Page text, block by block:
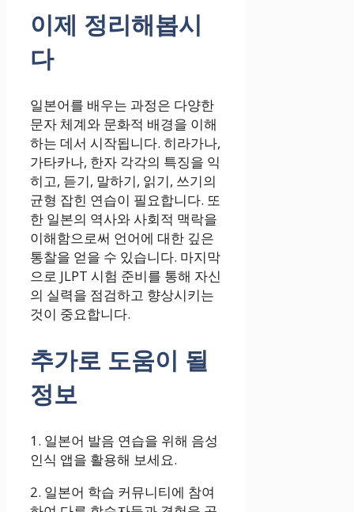
이제 정리해봅시
다
일본어를 배우는 과정은 다양한
문자 체계와 문화적 배경을 이해
하는 데서 시작됩니다. 히라가나,
가타카나, 한자 각각의 특징을 익
히고, 듣기, 말하기, 읽기, 쓰기의
균형 잡힌 연습이 필요합니다. 또
한 일본의 역사와 사회적 맥락을
이해함으로써 언어에 대한 깊은
통찰을 얻을 수 있습니다. 마지막
으로 JLPT 시험 준비를 통해 자신
의 실력을 점검하고 향상시키는
것이 중요합니다.
추가로 도움이 될
정보
1. 일본어 발음 연습을 위해 음성
인식 앱을 활용해 보세요.
2. 일본어 학습 커뮤니티에 참여